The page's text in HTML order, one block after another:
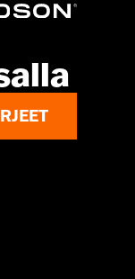
HEEL HEIGHT: